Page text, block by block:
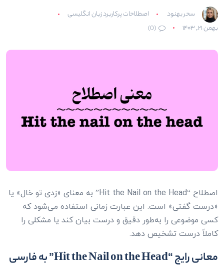
سحر بهنود
اصطلاحات پرکاربرد زبان انگلیسی
بهمن ۲۱, ۱۴۰۳
(0)
اصطلاح “Hit the Nail on the Head” به معنای «زدی تو خال» یا
«درست گفتی» است. این عبارت زمانی استفاده می‌شود که
کسی موضوعی را به‌طور دقیق و درست بیان کند یا مشکلی را
کاملاً درست تشخیص دهد.
معانی رایج “Hit the Nail on the Head” به فارسی